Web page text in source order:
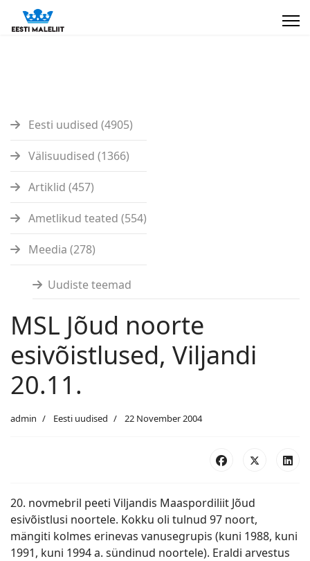
Eesti uudised (4905)
Välisuudised (1366)
Artiklid (457)
Ametlikud teated (554)
Meedia (278)
Uudiste teemad
MSL Jõud noorte
esivõistlused, Viljandi
20.11.
admin Eesti uudised 22 November 2004
20. novmebril peeti Viljandis Maaspordiliit Jõud
esivõistlusi noortele. Kokku oli tulnud 97 noort,
mängiti kolmes erinevas vanusegrupis (kuni 1988, kuni
1991, kuni 1994 a. sündinud noortele). Eraldi arvestus